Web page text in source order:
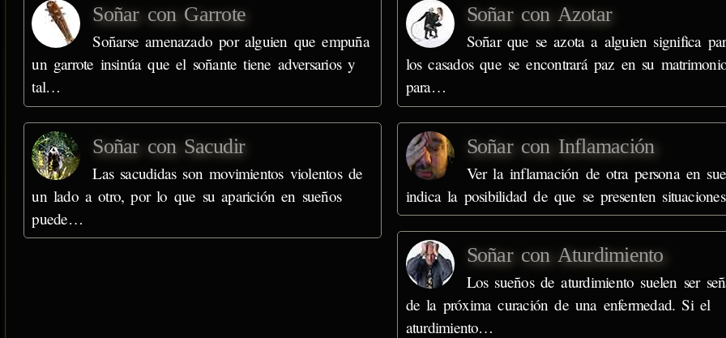
Soñar con Garrote
Soñarse amenazado por alguien que empuña
un garrote insinúa que el soñante tiene adversarios y
tal…
Soñar con Azotar
Soñar que se azota a alguien significa
los casados que se encontrará paz en su
para…
Soñar con Sacudir
Las sacudidas son movimientos violentos de
un lado a otro, por lo que su aparición en sueños
puede…
Soñar con Inflamación
Ver la inflamación de otra persona en
indica la posibilidad de que se presenten
Soñar con Aturdimiento
Los sueños de aturdimiento suelen ser
de la próxima curación de una enfermedad. Si el
aturdimiento…